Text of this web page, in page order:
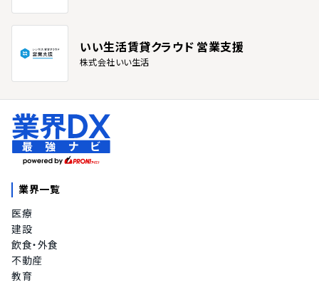
いい生活賃貸クラウド 営業支援
株式会社いい生活
業界一覧
医療
建設
飲食・外食
不動産
教育